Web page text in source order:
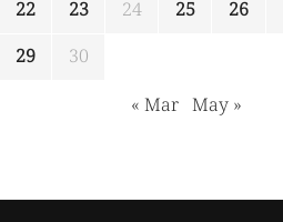
22
23 24 25 26
29
30
« Mar May »